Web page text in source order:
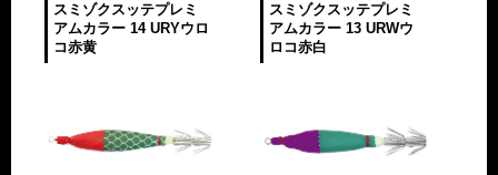
スミゾクスッテプレミ
アムカラー 14 URYウロ
コ赤黄
スミゾクスッテプレミ
アムカラー 13 URWウ
ロコ赤白